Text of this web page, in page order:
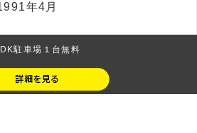
年4月
駐車場１台無料